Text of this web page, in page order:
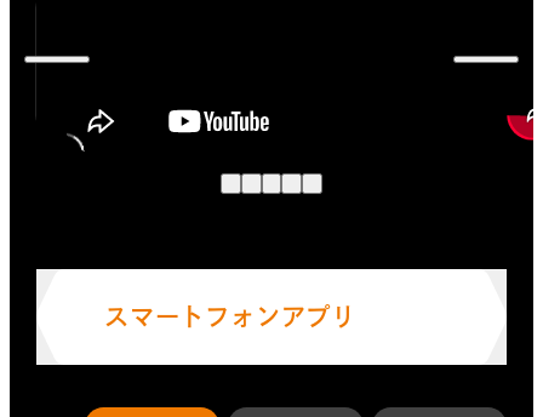
スマートフォンアプリ